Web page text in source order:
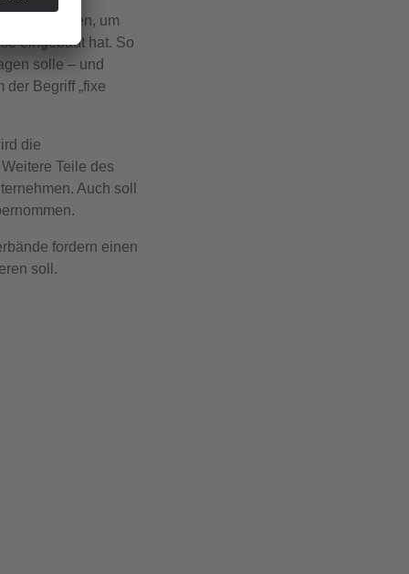
nicht reichen, um
eingebaut hat. So
solle – und
Begriff „fixe
die
Teile des
Auch soll
fordern einen
soll.